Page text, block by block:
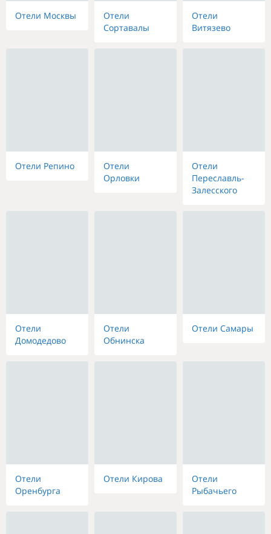
Отели Москвы
Отели
Сортавалы
Отели
Витязево
Отели Репино
Отели
Орловки
Отели
Переславль-
Залесского
Отели
Домодедово
Отели
Обнинска
Отели Самары
Отели
Оренбурга
Отели Кирова
Отели
Рыбачьего